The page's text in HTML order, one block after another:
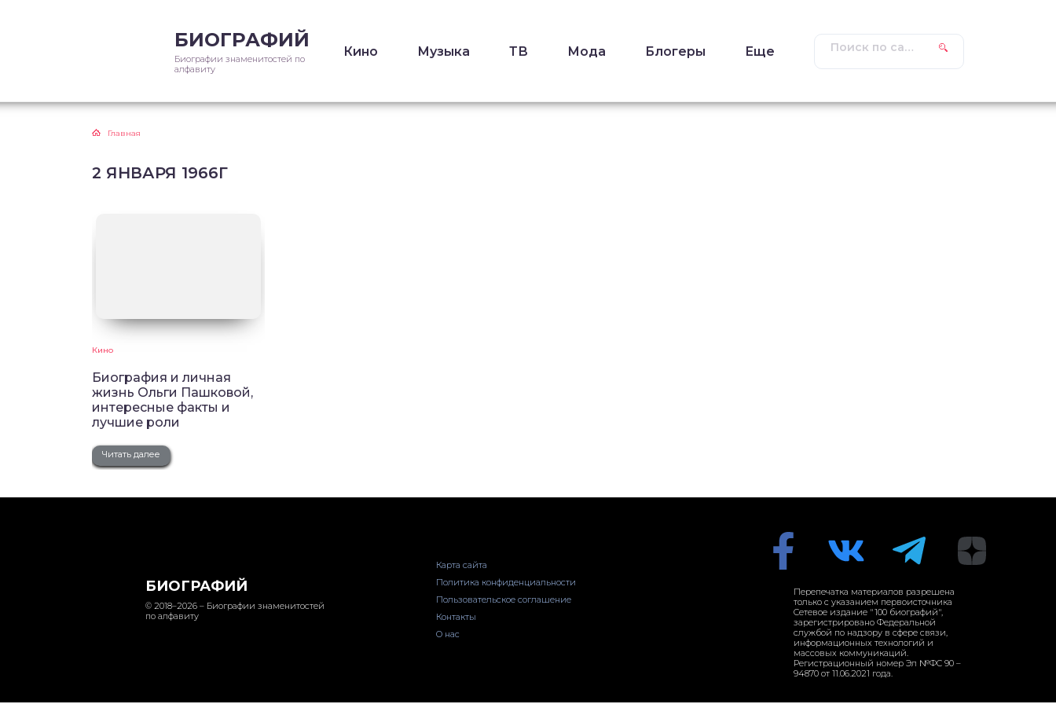
БИОГРАФИЙ
Биографии знаменитостей по
алфавиту
Кино Музыка ТВ Мода Блогеры Еще
Главная
2 ЯНВАРЯ 1966Г
Кино
Биография и личная
жизнь Ольги Пашковой,
интересные факты и
лучшие роли
Читать далее
БИОГРАФИЙ
© 2018–2026 – Биографии знаменитостей
по алфавиту
Карта сайта
Политика конфиденциальности
Пользовательское соглашение
Контакты
О нас
Перепечатка материалов разрешена
только с указанием первоисточника
Сетевое издание "100 биографий",
зарегистрировано Федеральной
службой по надзору в сфере связи,
информационных технологий и
массовых коммуникаций.
Регистрационный номер Эл №ФС 90 –
94870 от 11.06.2021 года.